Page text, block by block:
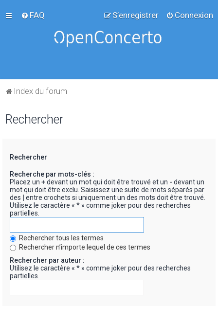
FAQ Connexion
S’enregistrer
Index du forum
Rechercher
Rechercher
Recherche par mots-clés :
Placez un + devant un mot qui doit être trouvé et un - devant un
mot qui doit être exclu. Saisissez une suite de mots séparés par
des
entre crochets si uniquement un des mots doit être trouvé.
Utilisez le caractère « * » comme joker pour des recherches
partielles.
Rechercher tous les termes
Rechercher n’importe lequel de ces termes
Rechercher par auteur :
Utilisez le caractère « * » comme joker pour des recherches
partielles.